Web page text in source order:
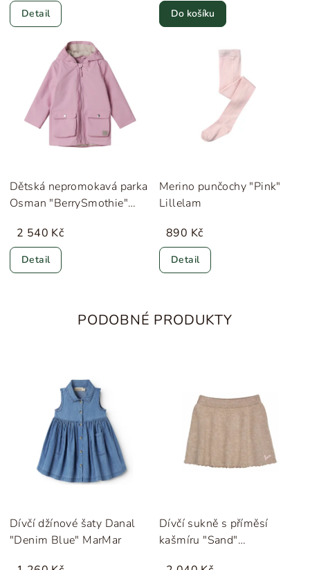
Detail Do košíku
Dětská nepromokavá parka
Osman "BerrySmothie"
2 540 Kč
Detail
Merino punčochy "Pink"
Lillelam
890 Kč
Detail
PODOBNÉ PRODUKTY
Dívčí džínové šaty Danal
"Denim Blue" MarMar
Dívčí sukně s příměsí
kašmíru "Sand"